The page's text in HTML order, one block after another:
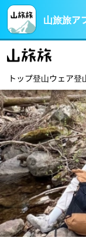
山旅旅ア
トップ登山ウェア登